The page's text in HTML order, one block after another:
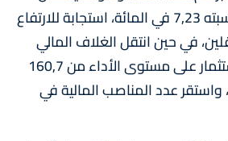
ارتفاعا طفيفا بلغت نسبته 7,23 في المائة، استجابة للارتفاع
في حين انتقل الغلاف المالي
المرصود لميزانية الاستثمار على مستوى الأداء من 160,7
واستقر عدد المناصب المالية في